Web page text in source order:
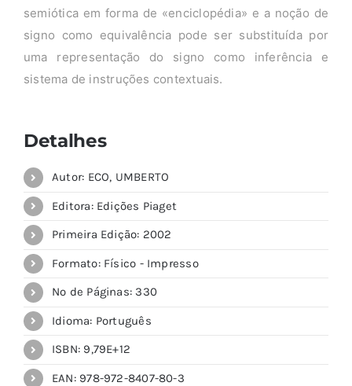
semiótica em forma de «enciclopédia» e a noção de
signo como equivalência pode ser substituída por
uma representação do signo como inferência e
sistema de instruções contextuais.
Detalhes
Autor: ECO, UMBERTO
Editora: Edições Piaget
Primeira Edição: 2002
Formato: Físico - Impresso
Nº de Páginas: 330
Idioma: Português
ISBN: 9,79E+12
EAN: 978-972-8407-80-3